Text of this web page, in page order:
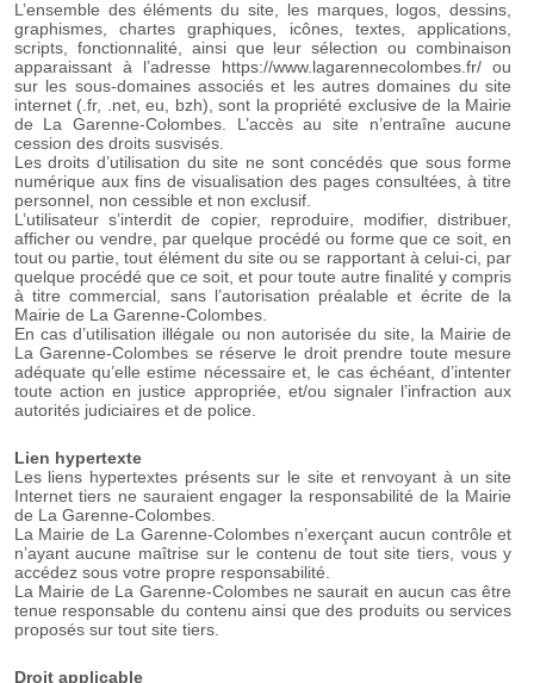
L’ensemble des éléments du site, les marques, logos, dessins,
graphismes, chartes graphiques, icônes, textes, applications,
scripts, fonctionnalité, ainsi que leur sélection ou combinaison
apparaissant à l’adresse https://www.lagarennecolombes.fr/ ou
sur les sous-domaines associés et les autres domaines du site
internet (.fr, .net, eu, bzh), sont la propriété exclusive de la Mairie
de La Garenne-Colombes. L’accès au site n’entraîne aucune
cession des droits susvisés.
Les droits d’utilisation du site ne sont concédés que sous forme
numérique aux fins de visualisation des pages consultées, à titre
personnel, non cessible et non exclusif.
L’utilisateur s’interdit de copier, reproduire, modifier, distribuer,
afficher ou vendre, par quelque procédé ou forme que ce soit, en
tout ou partie, tout élément du site ou se rapportant à celui-ci, par
quelque procédé que ce soit, et pour toute autre finalité y compris
à titre commercial, sans l’autorisation préalable et écrite de la
Mairie de La Garenne-Colombes.
En cas d’utilisation illégale ou non autorisée du site, la Mairie de
La Garenne-Colombes se réserve le droit prendre toute mesure
adéquate qu’elle estime nécessaire et, le cas échéant, d’intenter
toute action en justice appropriée, et/ou signaler l’infraction aux
autorités judiciaires et de police.
Lien hypertexte
Les liens hypertextes présents sur le site et renvoyant à un site
Internet tiers ne sauraient engager la responsabilité de la Mairie
de La Garenne-Colombes.
La Mairie de La Garenne-Colombes n’exerçant aucun contrôle et
n’ayant aucune maîtrise sur le contenu de tout site tiers, vous y
accédez sous votre propre responsabilité.
La Mairie de La Garenne-Colombes ne saurait en aucun cas être
tenue responsable du contenu ainsi que des produits ou services
proposés sur tout site tiers.
Droit applicable